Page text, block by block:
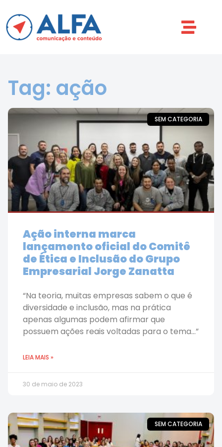
Tag: ação
SEM CATEGORIA
Ação interna marca
lançamento oficial do Comitê
de Ética e Inclusão do Grupo
Empresarial Jorge Zanatta
“Na teoria, muitas empresas sabem o que é
diversidade e inclusão, mas na prática
apenas algumas podem afirmar que
possuem ações reais voltadas para o tema…”
LEIA MAIS »
30 de maio de 2023
SEM CATEGORIA